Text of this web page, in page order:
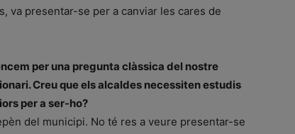
va presentar-se per a canviar les cares de
per una pregunta clàssica del nostre
Creu que els alcaldes necessiten estudis
per a ser-ho?
del municipi. No té res a veure presentar-se